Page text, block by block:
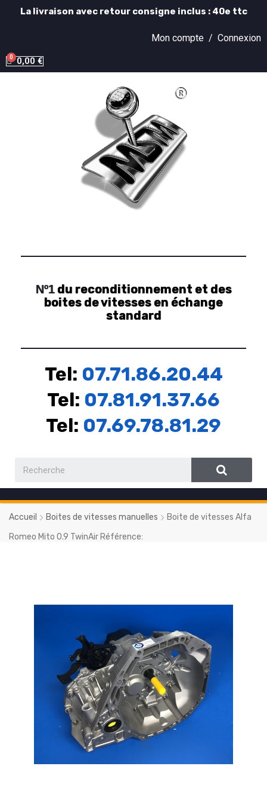
La livraison avec retour consigne inclus : 40e ttc
Mon compte / Connexion
0,00 €
Nº1du reconditionnement et des
boites de vitesses en échange
standard
Tel: 07.71.86.20.44
Tel: 07.81.91.37.66
Tel: 07.69.78.81.29
Accueil Boites de vitesses manuelles
Boite de vitesses Alfa
Romeo Mito 0.9 TwinAir Référence: